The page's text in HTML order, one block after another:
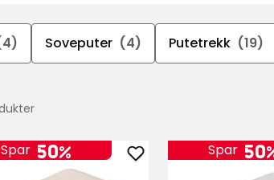
Soveputer (4) Putetrekk (19)
Spar 50%
Legg
Spar